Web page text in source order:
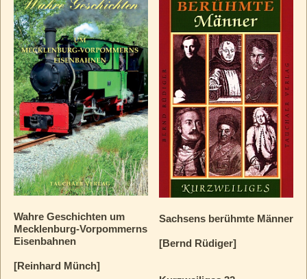
Wahre Geschichten um
Mecklenburg-Vorpommerns
Eisenbahnen
[Reinhard Münch]
Sachsens berühmte Männer
[Bernd Rüdiger]